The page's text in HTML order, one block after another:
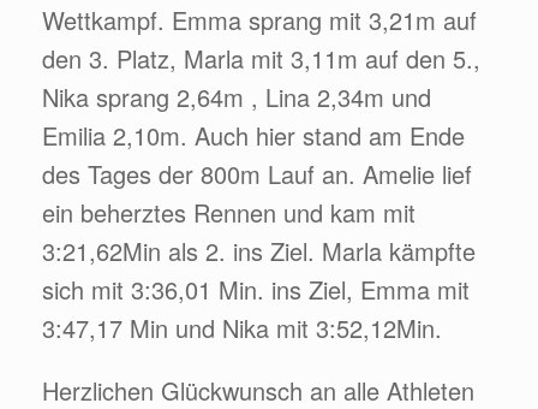
Wettkampf. Emma sprang mit 3,21m auf
den 3. Platz, Marla mit 3,11m auf den 5.,
Nika sprang 2,64m , Lina 2,34m und
Emilia 2,10m. Auch hier stand am Ende
des Tages der 800m Lauf an. Amelie lief
ein beherztes Rennen und kam mit
3:21,62Min als 2. ins Ziel. Marla kämpfte
sich mit 3:36,01 Min. ins Ziel, Emma mit
3:47,17 Min und Nika mit 3:52,12Min.
Herzlichen Glückwunsch an alle Athleten